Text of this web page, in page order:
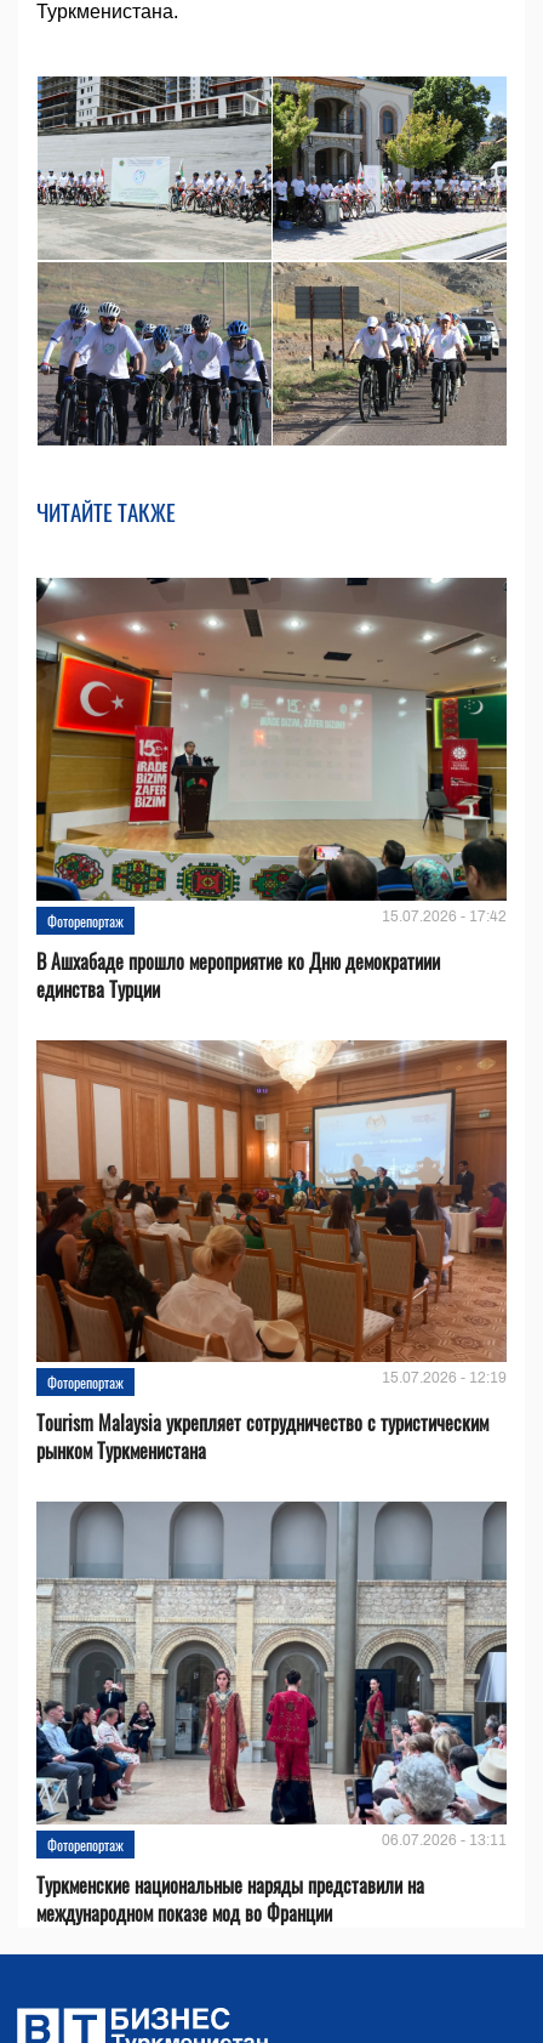
Туркменистана.
ЧИТАЙТЕ ТАКЖЕ
Фоторепортаж 15.07.2026 - 17:42
В Ашхабаде прошло мероприятие ко Дню демократиии
единства Турции
Фоторепортаж 15.07.2026 - 12:19
Tourism Malaysia укрепляет сотрудничество с туристическим
рынком Туркменистана
Фоторепортаж 06.07.2026 - 13:11
Туркменские национальные наряды представили на
международном показе мод во Франции